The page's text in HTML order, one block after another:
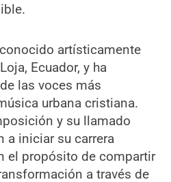
artísticamente
Ecuador, y ha
las voces más
urbana cristiana.
y su llamado
a iniciar su carrera
el propósito de compartir
a través de